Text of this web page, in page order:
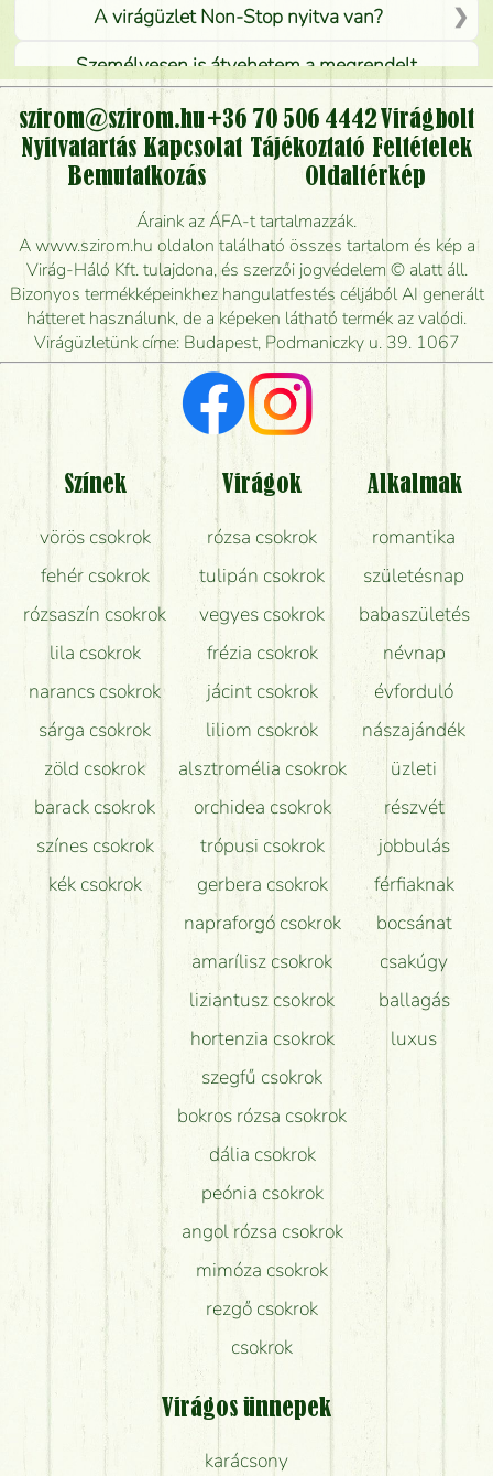
A virágüzlet Non-Stop nyitva van?
Személyesen is átvehetem a megrendelt
virágcsokrot, vagy csak virágküldéssel, kiszállítással
kérhető?
Vidékre is lehet rendelni?
Meddig rendelhetek virágküldést úgy, hogy még ma
kiszállítsák?
Mennyire gyorsan tudják elkészíteni a csokrot, és
mikor tudják leghamarabb kiszállítani?
Vörös rózsát keresek, van önöknél?
Milyen visszajelzést kapok a virágküldésről?
Tényleg azt kapom, ami a képen van?
Mit kell tudni a virágcsokrok szállításáról?
Hogy marad a lehető legtovább friss a csokor?
Tudok adventi koszorút vásárolni boltban?
szirom@szirom.hu +36 70 506 4442Virágbolt
Nyitvatartás Kapcsolat Tájékoztató Feltételek
Bemutatkozás
Oldaltérkép
Áraink az ÁFA-t tartalmazzák.
A www.szirom.hu oldalon található összes tartalom és kép a
Virág-Háló Kft. tulajdona, és szerzői jogvédelem © alatt áll.
Bizonyos termékképeinkhez hangulatfestés céljából AI generált
hátteret használunk, de a képeken látható termék az valódi.
Virágüzletünk címe: Budapest, Podmaniczky u. 39. 1067
Színek
vörös csokrok
fehér csokrok
rózsaszín csokrok
lila csokrok
narancs csokrok
sárga csokrok
zöld csokrok
barack csokrok
színes csokrok
kék csokrok
Virágok
rózsa csokrok
tulipán csokrok
vegyes csokrok
frézia csokrok
jácint csokrok
liliom csokrok
alsztromélia csokrok
orchidea csokrok
trópusi csokrok
gerbera csokrok
napraforgó csokrok
amarílisz csokrok
liziantusz csokrok
hortenzia csokrok
szegfű csokrok
bokros rózsa csokrok
dália csokrok
peónia csokrok
angol rózsa csokrok
mimóza csokrok
rezgő csokrok
csokrok
Alkalmak
romantika
születésnap
babaszületés
névnap
évforduló
nászajándék
üzleti
részvét
jobbulás
férfiaknak
bocsánat
csakúgy
ballagás
luxus
Virágos ünnepek
karácsony